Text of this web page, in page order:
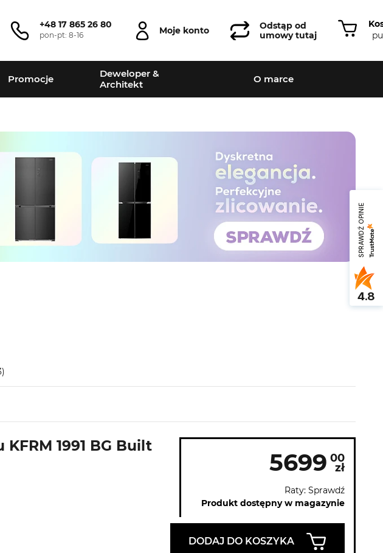
+48 17 865 26 80
pon-pt: 8-16 Moje konto
Odstąp od
umowy tutaj
Promocje
Deweloper &
Architekt
O marce
1991 BG Built
5699 00
zł
Raty: Sprawdź
Produkt dostępny w magazynie
DODAJ DO KOSZYKA
SPRAWDŹ OPINIE
4.8